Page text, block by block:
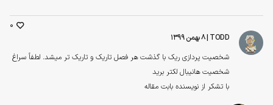
TODD | ۸ بهمن ۱۳۹۹
شخصیت پردازی ریک با گذشت هر فصل تاریک و تاریک تر میشد. لطفاً سراغ
شخصیت هانیبال لکتر برید
با تشکر از نویسنده بابت مقاله
0